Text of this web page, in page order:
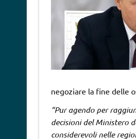
negoziare la fine delle
“Pur agendo per
decisioni del Ministero
considerevoli nelle